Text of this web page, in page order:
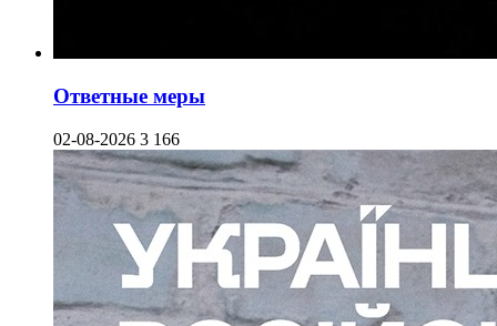
Ответные меры
02-08-2026 3 166